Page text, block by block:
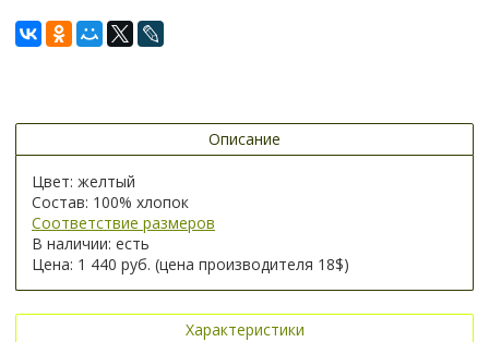
Описание
Цвет: желтый
Состав: 100% хлопок
Соответствие размеров
В наличии: есть
Цена: 1 440 руб. (цена производителя 18$)
Характеристики